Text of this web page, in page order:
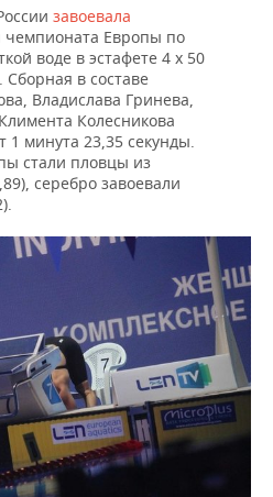
завоевала
чемпионата Европы по
воде в эстафете 4 х 50
в составе
Владислава Гринева,
Колесникова
1 минута 23,35 секунды.
стали пловцы из
серебро завоевали